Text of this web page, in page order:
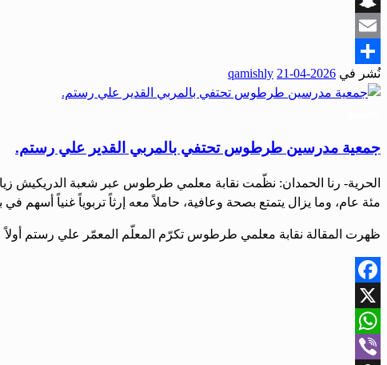
Snapchat
Email
Share
نُشر في 2026-04-21
qamishly
جمعية مدرسين طرطوس تحتفي بالمربي القدير علي رستم.
الحرية- رنا الحمدان: نظّمت نقابة معلمي طرطوس عبر شعبة الدريكيش
مئة عام، وما يزال يتمتع بصحة وعافية، حاملاً معه إرثاً تربوياً غنياً أسهم
ظهرت المقالة نقابة معلمي طرطوس تكرّم المعلّم المعمّر علي رستم
Facebook
X
WhatsApp